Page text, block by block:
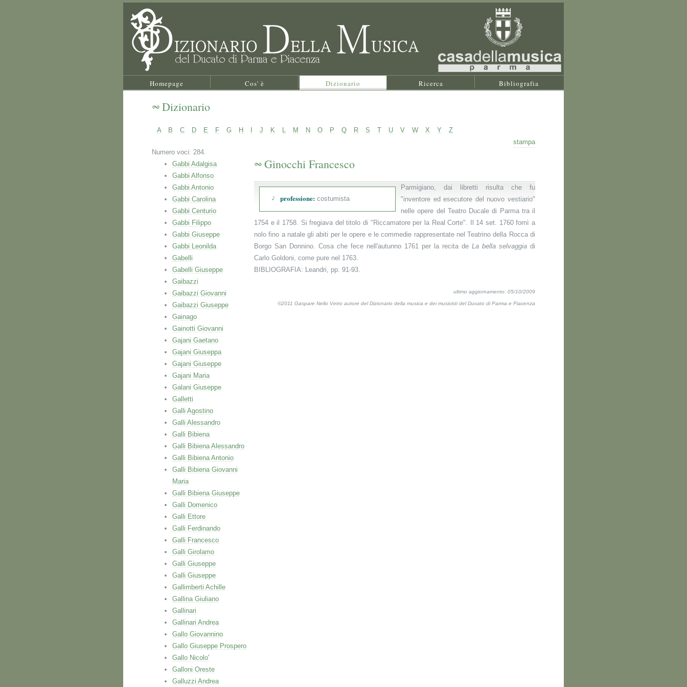
Homepage Cos' è Dizionario Ricerca Bibliografia
Dizionario
A B C D E F G H J K L M N O P Q R S T U V W X Y
Z
stampa
Numero voci: 284.
Gabbi Adalgisa
Gabbi Alfonso
Gabbi Antonio
Gabbi Carolina
Gabbi Centurio
Gabbi Filippo
Gabbi Giuseppe
Gabbi Leonilda
Gabelli
Gabelli Giuseppe
Gaibazzi
Gaibazzi Giovanni
Gaibazzi Giuseppe
Gainago
Gainotti Giovanni
Gajani Gaetano
Gajani Giuseppa
Gajani Giuseppe
Gajani Maria
Galani Giuseppe
Galletti
Galli Agostino
Galli Alessandro
Galli Bibiena
Galli Bibiena Alessandro
Galli Bibiena Antonio
Galli Bibiena Giovanni
Maria
Galli Bibiena Giuseppe
Galli Domenico
Galli Ettore
Galli Ferdinando
Galli Francesco
Galli Girolamo
Galli Giuseppe
Galli Giuseppe
Gallimberti Achille
Gallina Giuliano
Gallinari
Gallinari Andrea
Gallo Giovannino
Gallo Giuseppe Prospero
Gallo Nicolo'
Galloni Oreste
Galluzzi Andrea
Ginocchi Francesco
professione: costumista
Parmigiano, dai libretti risulta che fu
"inventore ed esecutore del nuovo vestiario"
nelle opere del Teatro Ducale di Parma tra il
1754 e il 1758. Si fregiava del titolo di "Riccamatore per la Real Corte". Il 14 set. 1760 fornì a
nolo fino a natale gli abiti per le opere e le commedie rappresentate nel Teatrino della Rocca di
Borgo San Donnino. Cosa che fece nell'autunno 1761 per la recita de La bella selvaggia di
Carlo Goldoni, come pure nel 1763.
BIBLIOGRAFIA: Leandri, pp. 91-93.
ultimo aggiornamento: 05/10/2009
©2011 Gaspare Nello Vetro autore del Dizionario della musica e dei musicisti del Ducato di Parma e Piacenza